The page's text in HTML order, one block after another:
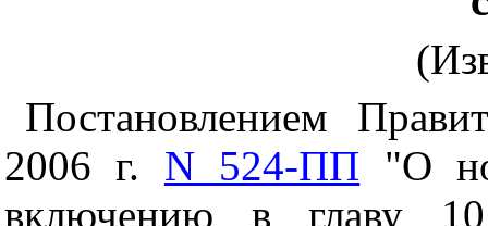
Постановлением
2006 г. N 524-ПП "О
включению в главу